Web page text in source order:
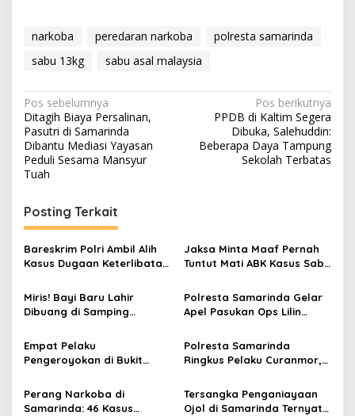
narkoba peredaran narkoba
polresta samarinda
sabu 13kg
sabu asal malaysia
Navigasi
pos
Pos sebelumnya
Ditagih Biaya Persalinan,
Pasutri di Samarinda
Dibantu Mediasi Yayasan
Peduli Sesama Mansyur
Tuah
Pos berikutnya
PPDB di Kaltim Segera
Dibuka, Salehuddin:
Beberapa Daya Tampung
Sekolah Terbatas
Posting Terkait
Bareskrim Polri Ambil Alih
Kasus Dugaan Keterlibatan
dengan Bandar Narkoba
Jaksa Minta Maaf Pernah
Tuntut Mati ABK Kasus Sabu
Miris! Bayi Baru Lahir
Dibuang di Samping
Diamankan Polisi
Polresta Samarinda Gelar
Apel Pasukan Ops Lilin
Amankan Natal dan Tahun
Baru
Empat Pelaku
Pengeroyokan di Bukit
Samarinda
Polresta Samarinda
Ringkus Pelaku Curanmor,
Belanja di Minimarket
Perang Narkoba di
Samarinda: 46 Kasus
Tersangka Penganiayaan
Ojol di Samarinda Ternyata